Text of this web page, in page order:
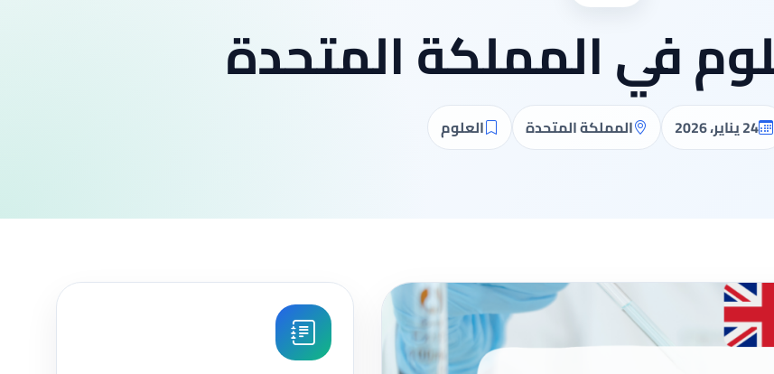
في المملكة المتحدة
24 يناير، 2026 المملكة المتحدة العلوم